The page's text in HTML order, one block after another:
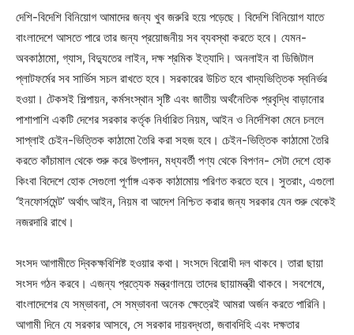
দেশি-বিদেশি বিনিয়োগ আমাদের জন্য খুব জরুরি হয়ে পড়েছে। বিদেশি বিনিয়োগ যাতে
বাংলাদেশে আসতে পারে তার জন্য প্রয়োজনীয় সব ব্যবস্থা করতে হবে। যেমন-
অবকাঠামো, গ্যাস, বিদ্যুতের লাইন, দক্ষ শ্রমিক ইত্যাদি। অনলাইন বা ডিজিটাল
প্লাটফর্মের সব সার্ভিস সচল রাখতে হবে। সরকারের উচিত হবে খাদ্যভিত্তিক স্বনির্ভর
হওয়া। টেকসই শিল্পায়ন, কর্মসংস্থান সৃষ্টি এবং জাতীয় অর্থনৈতিক প্রবৃদ্ধি বাড়ানোর
পাশাপাশি একটি দেশের সরকার কর্তৃক নির্ধারিত নিয়ম, আইন ও নির্দেশিকা মেনে চললে
সাপ্লাই চেইন-ভিত্তিক কাঠামো তৈরি করা সহজ হবে। চেইন-ভিত্তিক কাঠামো তৈরি
করতে কাঁচামাল থেকে শুরু করে উৎপাদন, মধ্যবর্তী পণ্য থেকে বিপণন- সেটা দেশে হোক
কিংবা বিদেশে হোক সেগুলো পূর্ণাঙ্গ একক কাঠামোয় পরিণত করতে হবে। সুতরাং, এগুলো
‘ইনফোর্সমেন্ট’ অর্থাৎ আইন, নিয়ম বা আদেশ নিশ্চিত করার জন্য সরকার যেন শুরু থেকেই
নজরদারি রাখে।
সংসদ আগামীতে দ্বিকক্ষবিশিষ্ট হওয়ার কথা। সংসদে বিরোধী দল থাকবে। তারা ছায়া
সংসদ গঠন করবে। এজন্য প্রত্যেক মন্ত্রণালয়ে তাদের ছায়ামন্ত্রী থাকবে। সবশেষে,
বাংলাদেশের যে সম্ভাবনা, সে সম্ভাবনা অনেক ক্ষেত্রেই আমরা অর্জন করতে পারিনি।
আগামী দিনে যে সরকার আসবে, সে সরকার দায়বদ্ধতা, জবাবদিহি এবং দক্ষতার